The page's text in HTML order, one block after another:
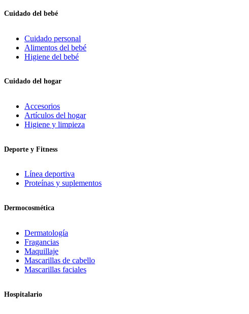
Cuidado del bebé
Cuidado personal
Alimentos del bebé
Higiene del bebé
Cuidado del hogar
Accesorios
Artículos del hogar
Higiene y limpieza
Deporte y Fitness
Línea deportiva
Proteínas y suplementos
Dermocosmética
Dermatología
Fragancias
Maquillaje
Mascarillas de cabello
Mascarillas faciales
Hospitalario